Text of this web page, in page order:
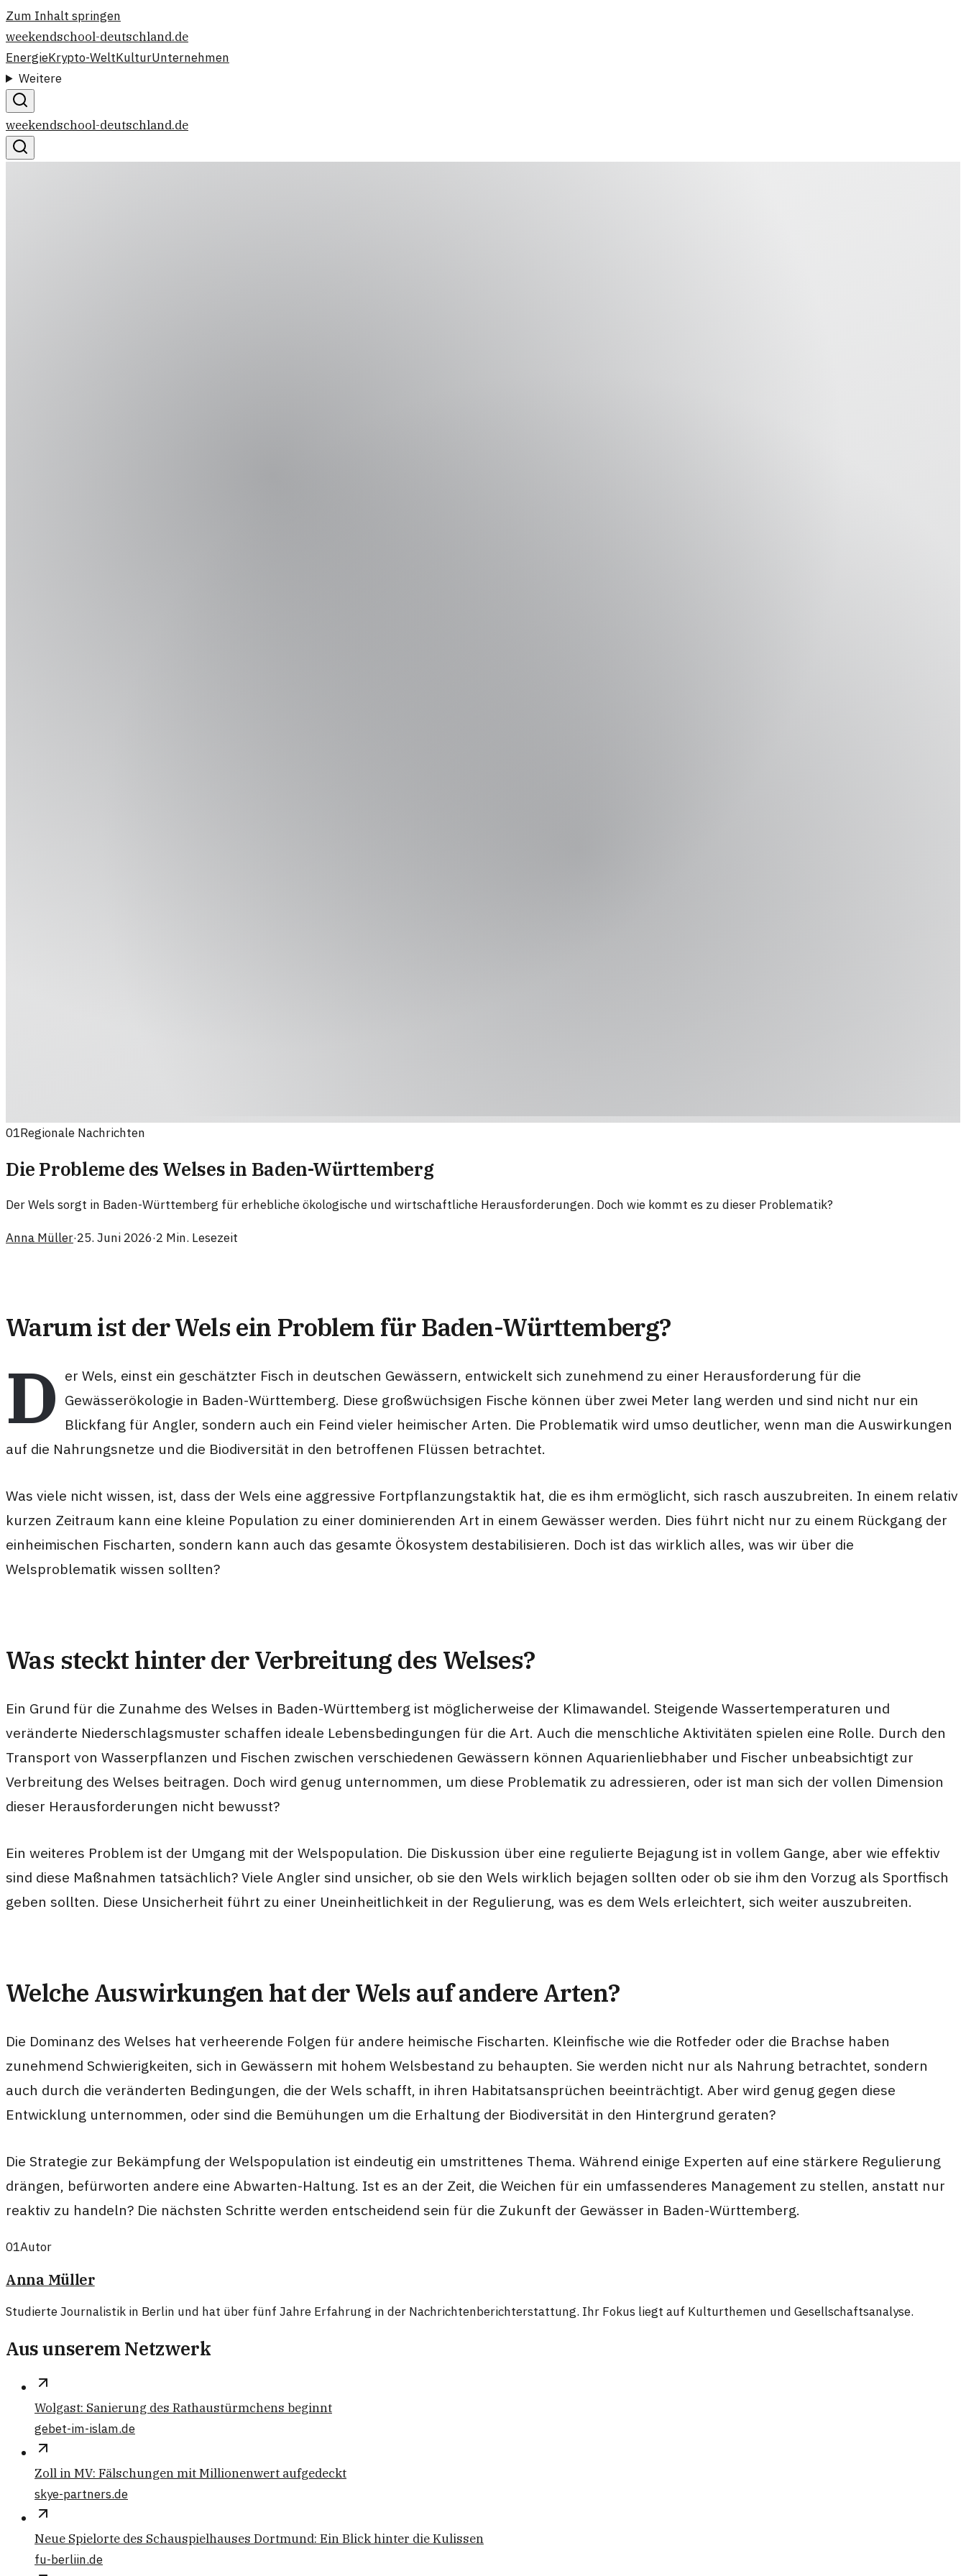
Zum Inhalt springen
weekendschool-deutschland.de
EnergieKrypto-WeltKulturUnternehmen
Weitere
weekendschool-deutschland.de
01Regionale Nachrichten
Die Probleme des Welses in Baden-Württemberg
Der Wels sorgt in Baden-Württemberg für erhebliche ökologische und wirtschaftliche Herausforderungen. Doch wie kommt es zu dieser Problematik?
Anna Müller·25. Juni 2026·2 Min. Lesezeit
Warum ist der Wels ein Problem für Baden-Württemberg?
D er Wels, einst ein geschätzter Fisch in deutschen Gewässern, entwickelt sich zunehmend zu einer Herausforderung für die
Gewässerökologie in Baden-Württemberg. Diese großwüchsigen Fische können über zwei Meter lang werden und sind nicht nur ein
Blickfang für Angler, sondern auch ein Feind vieler heimischer Arten. Die Problematik wird umso deutlicher, wenn man die Auswirkungen
auf die Nahrungsnetze und die Biodiversität in den betroffenen Flüssen betrachtet.
Was viele nicht wissen, ist, dass der Wels eine aggressive Fortpflanzungstaktik hat, die es ihm ermöglicht, sich rasch auszubreiten. In einem relativ
kurzen Zeitraum kann eine kleine Population zu einer dominierenden Art in einem Gewässer werden. Dies führt nicht nur zu einem Rückgang der
einheimischen Fischarten, sondern kann auch das gesamte Ökosystem destabilisieren. Doch ist das wirklich alles, was wir über die
Welsproblematik wissen sollten?
Was steckt hinter der Verbreitung des Welses?
Ein Grund für die Zunahme des Welses in Baden-Württemberg ist möglicherweise der Klimawandel. Steigende Wassertemperaturen und
veränderte Niederschlagsmuster schaffen ideale Lebensbedingungen für die Art. Auch die menschliche Aktivitäten spielen eine Rolle. Durch den
Transport von Wasserpflanzen und Fischen zwischen verschiedenen Gewässern können Aquarienliebhaber und Fischer unbeabsichtigt zur
Verbreitung des Welses beitragen. Doch wird genug unternommen, um diese Problematik zu adressieren, oder ist man sich der vollen Dimension
dieser Herausforderungen nicht bewusst?
Ein weiteres Problem ist der Umgang mit der Welspopulation. Die Diskussion über eine regulierte Bejagung ist in vollem Gange, aber wie effektiv
sind diese Maßnahmen tatsächlich? Viele Angler sind unsicher, ob sie den Wels wirklich bejagen sollten oder ob sie ihm den Vorzug als Sportfisch
geben sollten. Diese Unsicherheit führt zu einer Uneinheitlichkeit in der Regulierung, was es dem Wels erleichtert, sich weiter auszubreiten.
Welche Auswirkungen hat der Wels auf andere Arten?
Die Dominanz des Welses hat verheerende Folgen für andere heimische Fischarten. Kleinfische wie die Rotfeder oder die Brachse haben
zunehmend Schwierigkeiten, sich in Gewässern mit hohem Welsbestand zu behaupten. Sie werden nicht nur als Nahrung betrachtet, sondern
auch durch die veränderten Bedingungen, die der Wels schafft, in ihren Habitatsansprüchen beeinträchtigt. Aber wird genug gegen diese
Entwicklung unternommen, oder sind die Bemühungen um die Erhaltung der Biodiversität in den Hintergrund geraten?
Die Strategie zur Bekämpfung der Welspopulation ist eindeutig ein umstrittenes Thema. Während einige Experten auf eine stärkere Regulierung
drängen, befürworten andere eine Abwarten-Haltung. Ist es an der Zeit, die Weichen für ein umfassenderes Management zu stellen, anstatt nur
reaktiv zu handeln? Die nächsten Schritte werden entscheidend sein für die Zukunft der Gewässer in Baden-Württemberg.
01Autor
Anna Müller
Studierte Journalistik in Berlin und hat über fünf Jahre Erfahrung in der Nachrichtenberichterstattung. Ihr Fokus liegt auf Kulturthemen und Gesellschaftsanalyse.
Aus unserem Netzwerk
Wolgast: Sanierung des Rathaustürmchens beginnt
gebet-im-islam.de
Zoll in MV: Fälschungen mit Millionenwert aufgedeckt
skye-partners.de
Neue Spielorte des Schauspielhauses Dortmund: Ein Blick hinter die Kulissen
fu-berliin.de